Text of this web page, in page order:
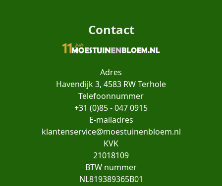
Contact
Adres
Havendijk 3, 4583 RW Terhole
Telefoonnummer
+31 (0)85 - 047 0915
E-mailadres
klantenservice@moestuinenbloem.nl
KVK
21018109
BTW nummer
NL819389365B01